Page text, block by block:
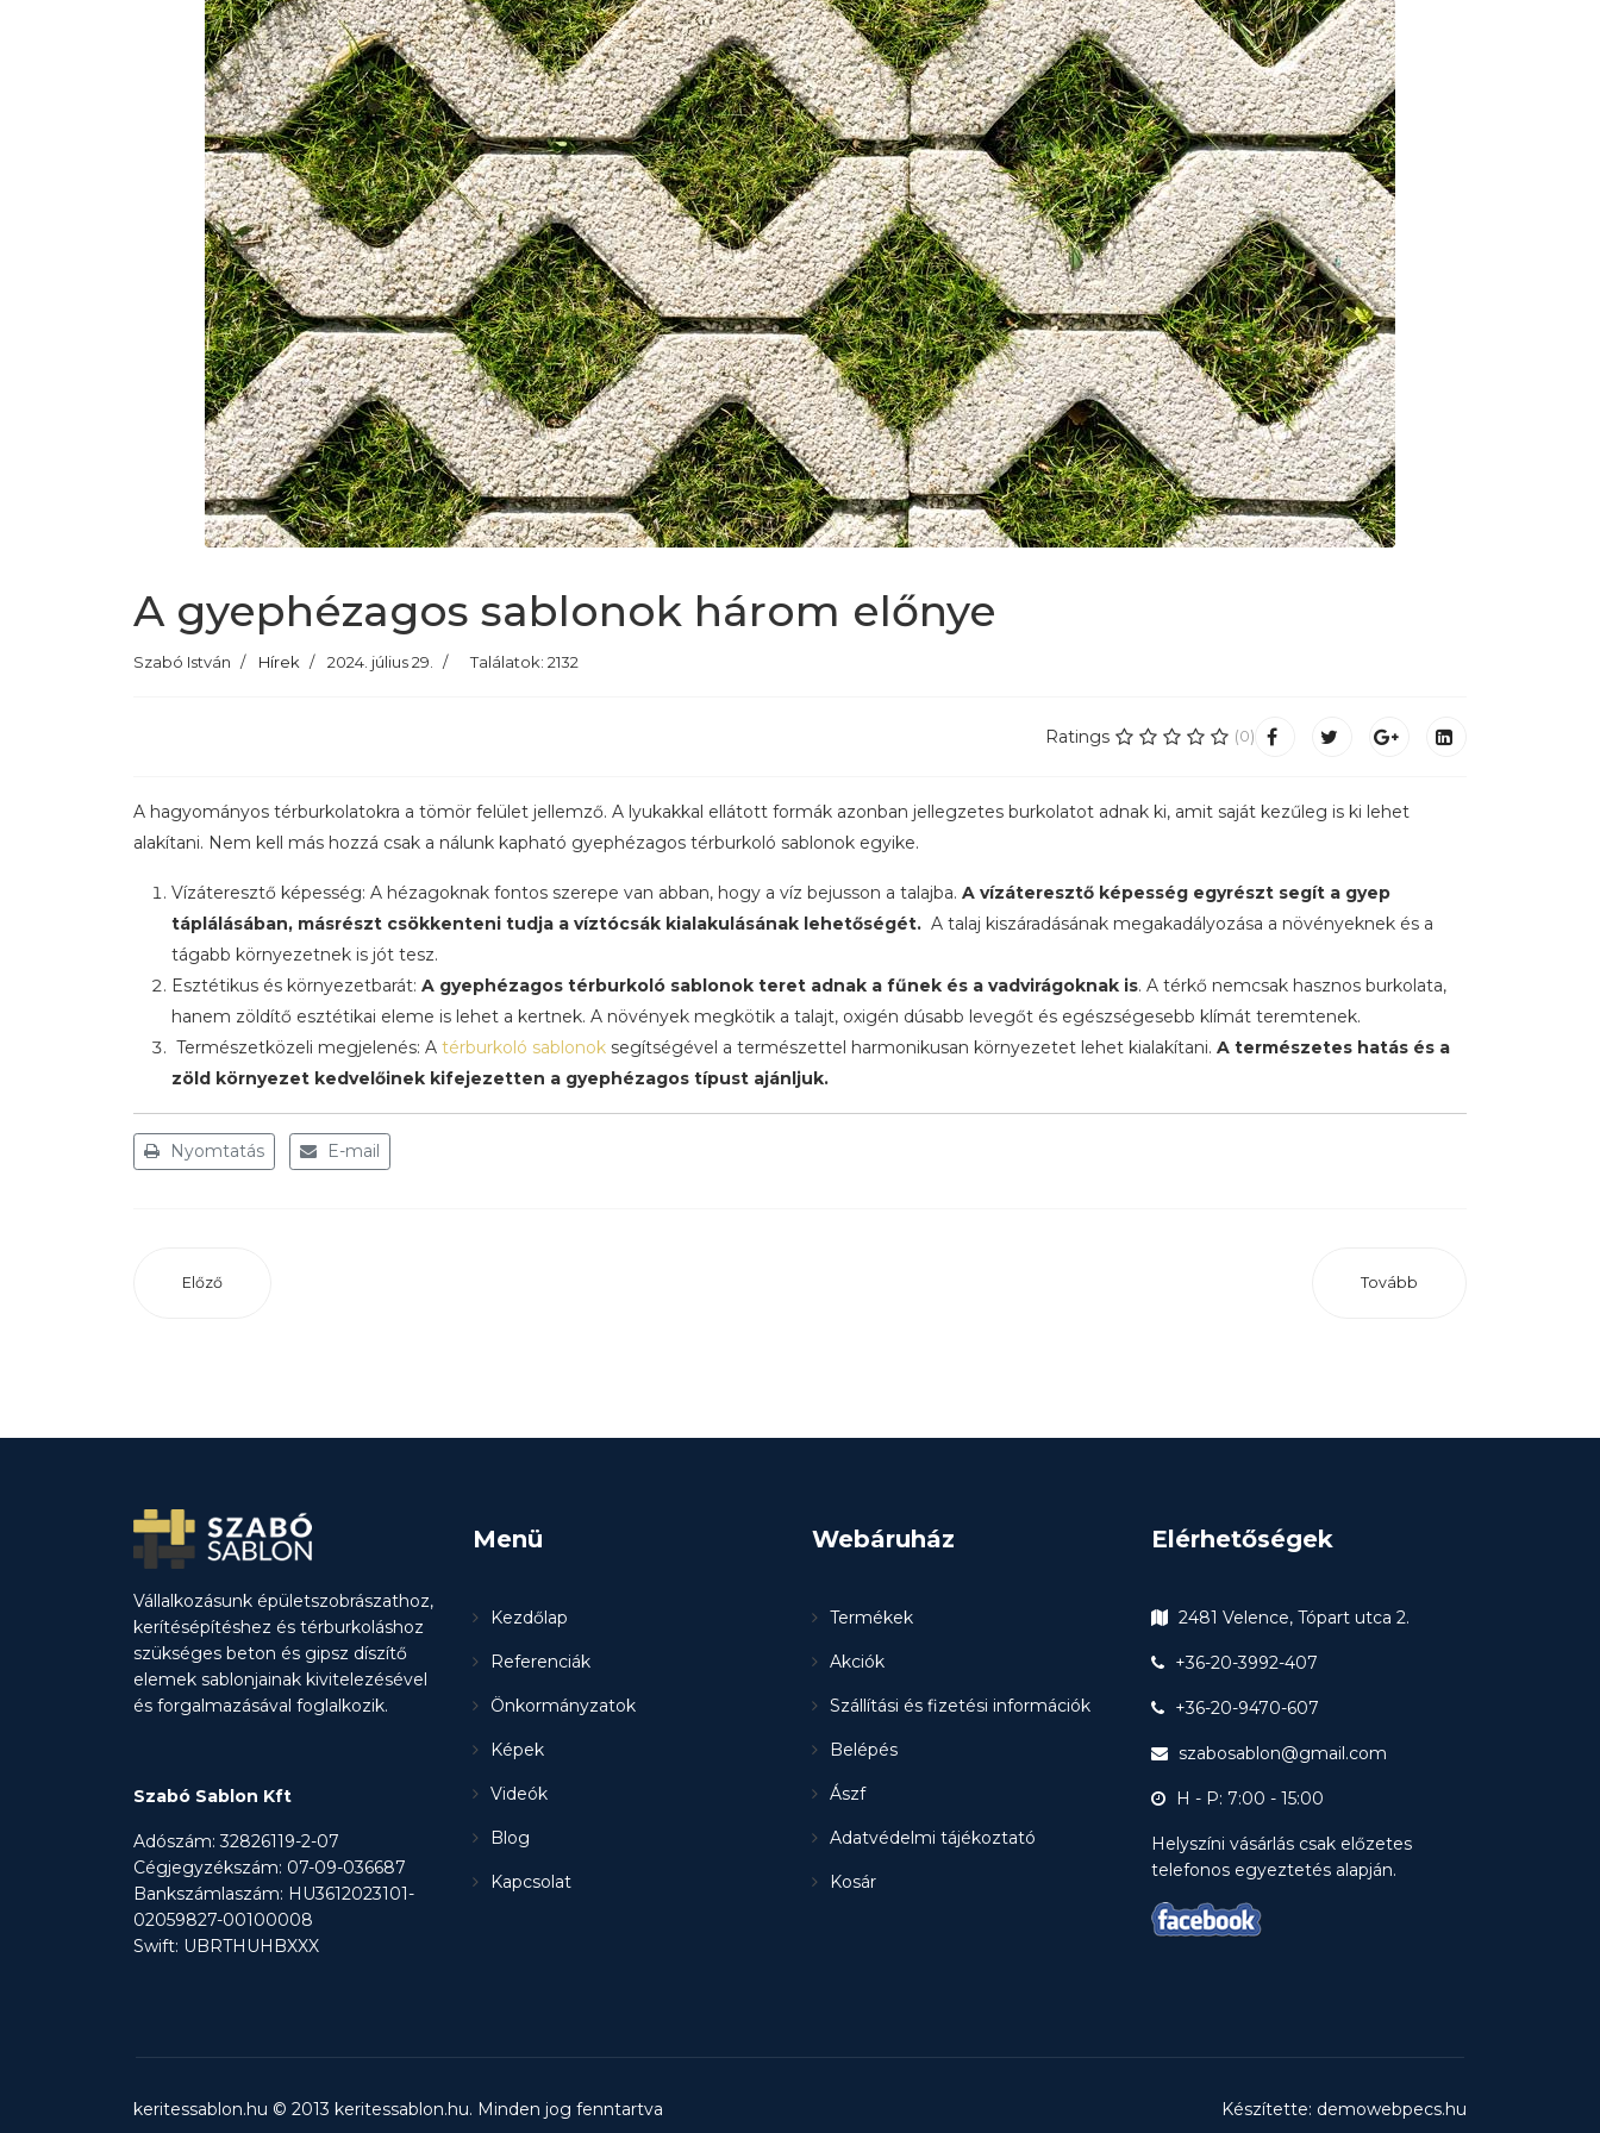
A gyephézagos sablonok három előnye
Szabó István Hírek 2024. július 29. Találatok: 2132
Ratings (0)
A hagyományos térburkolatokra a tömör felület jellemző. A lyukakkal ellátott formák azonban jellegzetes burkolatot adnak ki, amit saját kezűleg is ki lehet
alakítani. Nem kell más hozzá csak a nálunk kapható gyephézagos térburkoló sablonok egyike.
Vízáteresztő képesség: A hézagoknak fontos szerepe van abban, hogy a víz bejusson a talajba. A vízáteresztő képesség egyrészt segít a gyep
táplálásában, másrészt csökkenteni tudja a víztócsák kialakulásának lehetőségét. A talaj kiszáradásának megakadályozása a növényeknek és a
tágabb környezetnek is jót tesz.
Esztétikus és környezetbarát: A gyephézagos térburkoló sablonok teret adnak a fűnek és a vadvirágoknak is. A térkő nemcsak hasznos burkolata,
hanem zöldítő esztétikai eleme is lehet a kertnek. A növények megkötik a talajt, oxigén dúsabb levegőt és egészségesebb klímát teremtenek.
Természetközeli megjelenés: A térburkoló sablonoksegítségével a természettel harmonikusan környezetet lehet kialakítani. A természetes hatás és a
zöld környezet kedvelőinek kifejezetten a gyephézagos típust ajánljuk.
Nyomtatás E-mail
Előző Tovább
Vállalkozásunk épületszobrászathoz,
kerítésépítéshez és térburkoláshoz
szükséges beton és gipsz díszítő
elemek sablonjainak kivitelezésével
és forgalmazásával foglalkozik.
Szabó Sablon Kft
Adószám: 32826119-2-07
Cégjegyzékszám: 07-09-036687
Bankszámlaszám: HU3612023101-
02059827-00100008
Swift: UBRTHUHBXXX
Menü
Kezdőlap
Referenciák
Önkormányzatok
Képek
Videók
Blog
Kapcsolat
Webáruház
Termékek
Akciók
Szállítási és fizetési információk
Belépés
Ászf
Adatvédelmi tájékoztató
Kosár
Elérhetőségek
2481 Velence, Tópart utca 2.
+36-20-3992-407
+36-20-9470-607
szabosablon@gmail.com
H - P: 7:00 - 15:00
Helyszíni vásárlás csak előzetes
telefonos egyeztetés alapján.
keritessablon.hu © 2013 keritessablon.hu. Minden jog fenntartva Készítette: demowebpecs.hu